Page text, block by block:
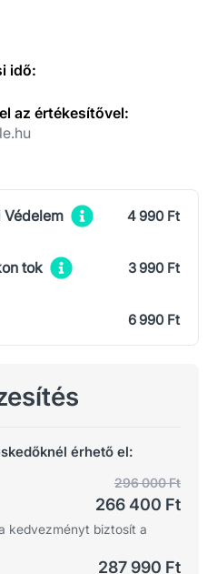
idő:
az értékesítővel:
Védelem 4 990 Ft
tok 3 990 Ft
6 990 Ft
érhető el:
296 000 Ft
266 400 Ft
kedvezményt biztosít a
287 990 Ft